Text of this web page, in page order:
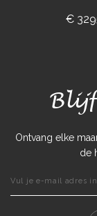
€
Blijf
Ontvang elke
de